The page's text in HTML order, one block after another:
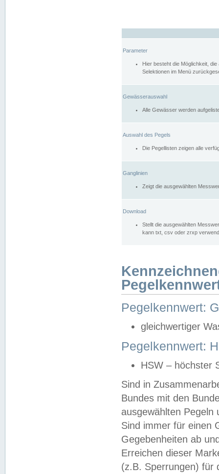
Parameter
Hier besteht die Möglichkeit,
Selektionen im Menü
Gewässerauswahl
Alle Gewässer werden
Auswahl des Pegels
Die Pegellisten zeigen alle
Ganglinien
Zeigt die ausgewählten
Download
Stellt die ausgewählten
kann txt, csv oder zrxp
Pegelkennwert:
gleichwertiger
Pegelkennwert:
HSW – höchster
Sind in
Bundes mit den
ausgewählten
Sind immer für einen
Gegebenheiten ab
Erreichen dieser
(z.B. Sperrungen) für